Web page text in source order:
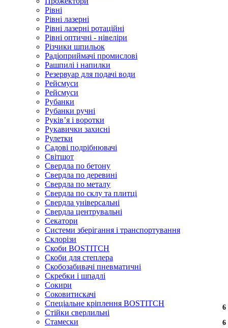
Рівні
Рівні лазерні
Рівні лазерні ротаційні
Рівні оптичні - нівеліри
Різчики шпильок
Радіоприймачі промислові
Рашпилі і напилки
Резервуар для подачі води
Рейсмуси
Рейсмуси
Рубанки
Рубанки ручні
Руківʼя і воротки
Рукавички захисні
Рулетки
Садові подрібнювачі
Світшот
Свердла по бетону
Свердла по деревині
Свердла по металу
Свердла по склу та плитці
Свердла універсальні
Свердла центрувальні
Секатори
Системи зберігання і транспортування
Склорізи
Скоби BOSTITCH
Скоби для степлера
Скобозабивачі пневматичні
Скребки і шпадлі
Сокири
Соковитискачі
Спеціальне кріплення BOSTITCH
Стійки сверлильні
Стамески
6
6
6
6
6
6
6
6
6
6
6
6
6
6
6
6
6
6